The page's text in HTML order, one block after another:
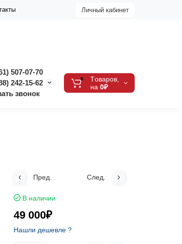
Личный кабинет
507-07-70
242-15-62
звонок
0
Tоваров,
на 0₽
Пред. След.
В наличии
49 000₽
Нашли дешевле ?